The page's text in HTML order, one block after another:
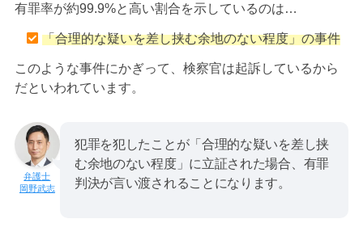
有罪率が約99.9%と高い割合を示しているのは…
「合理的な疑いを差し挟む余地のない程度」の事件
このような事件にかぎって、検察官は起訴しているから
だといわれています。
岡野武志
犯罪を犯したことが「合理的な疑いを差し挟
む余地のない程度」に立証された場合、有罪
判決が言い渡されることになります。